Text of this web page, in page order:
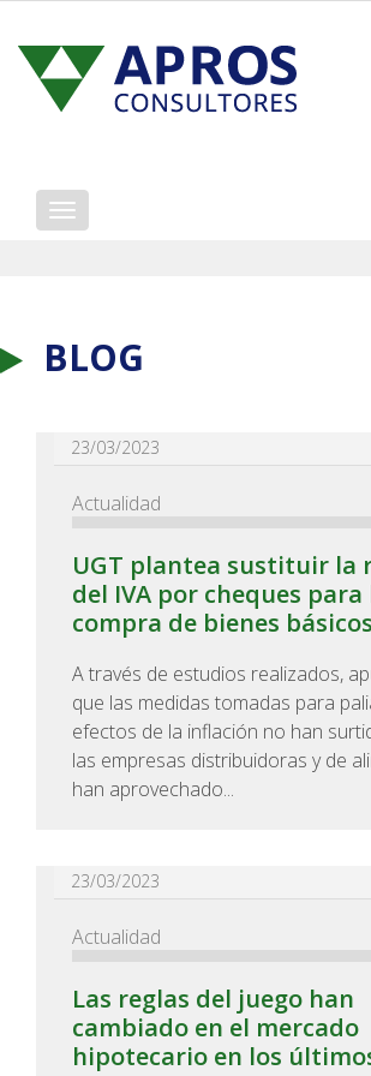
Mostrar/ocultar
BLOG
23/03/2023
Actualidad
UGT plantea sustituir la
del IVA por cheques para
compra de bienes
A través de estudios realizados,
que las medidas tomadas para
efectos de la inflación no han
las empresas distribuidoras y de
han aprovechado...
23/03/2023
Actualidad
Las reglas del juego han
cambiado en el mercado
hipotecario en los